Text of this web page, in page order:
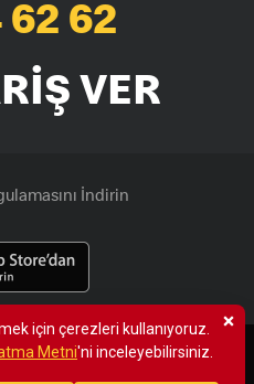
62 62
VER
İndirin
için sitemizde çerezlere yer